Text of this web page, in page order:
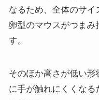
なるため、全体のサ
卵型のマウスがつまみ
す。
そのほか高さが低い
に手が触れにくくなる